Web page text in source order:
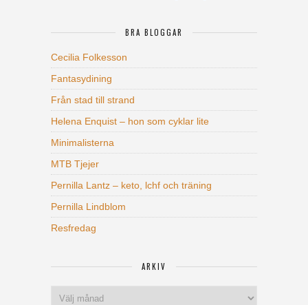
BRA BLOGGAR
Cecilia Folkesson
Fantasydining
Från stad till strand
Helena Enquist – hon som cyklar lite
Minimalisterna
MTB Tjejer
Pernilla Lantz – keto, lchf och träning
Pernilla Lindblom
Resfredag
ARKIV